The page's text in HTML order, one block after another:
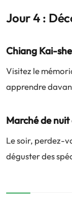
Jour 4 :
Chiang Kai-
Visitez le
apprendre
Marché de nuit
Le soir, perdez-
déguster des